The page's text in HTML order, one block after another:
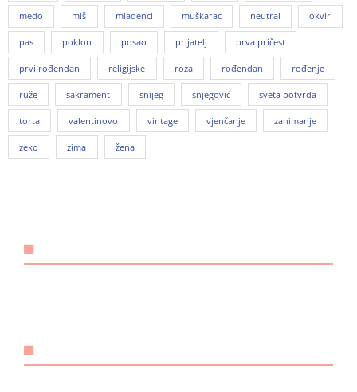
medo miš mladenci muškarac neutral okvir
pas poklon posao prijatelj prva pričest
prvi rođendan religijske roza rođendan rođenje
ruže sakrament snijeg snjegović sveta potvrda
torta valentinovo vintage vjenčanje zanimanje
zeko zima žena